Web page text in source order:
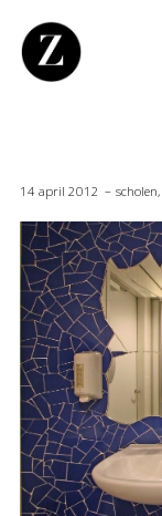
14 april 2012 scholen,